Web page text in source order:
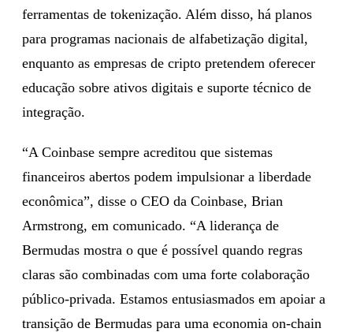
ferramentas de tokenização. Além disso, há planos
para programas nacionais de alfabetização digital,
enquanto as empresas de cripto pretendem oferecer
educação sobre ativos digitais e suporte técnico de
integração.
“A Coinbase sempre acreditou que sistemas
financeiros abertos podem impulsionar a liberdade
econômica”, disse o CEO da Coinbase, Brian
Armstrong, em comunicado. “A liderança de
Bermudas mostra o que é possível quando regras
claras são combinadas com uma forte colaboração
público-privada. Estamos entusiasmados em apoiar a
transição de Bermudas para uma economia on-chain